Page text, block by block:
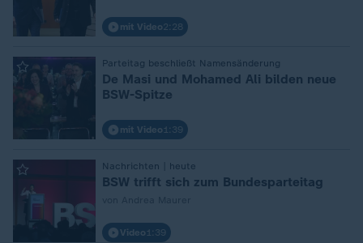
mit Video2:28
Parteitag beschließt Namensänderung
De Masi und Mohamed Ali bilden neue
BSW-Spitze
mit Video 1:39
Nachrichten | heute
BSW trifft sich zum Bundesparteitag
Video 1:39